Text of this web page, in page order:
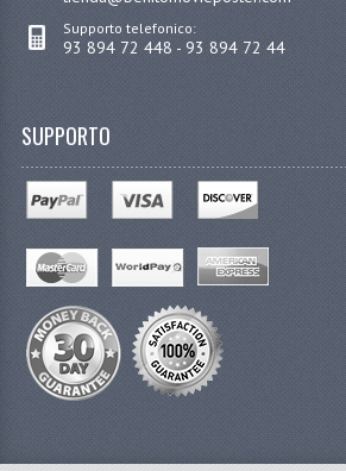
Supporto telefonico:
93 894 72 448 - 93 894 72 44
SUPPORTO